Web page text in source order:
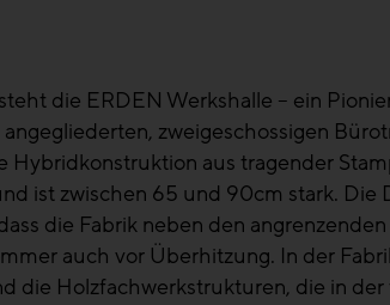
die ERDEN Werkshalle – ein
zweigeschossigen
aus tragender
ist zwischen 65 und 90cm stark.
die Fabrik neben den
auch vor Überhitzung. In der
die Holzfachwerkstrukturen, die in